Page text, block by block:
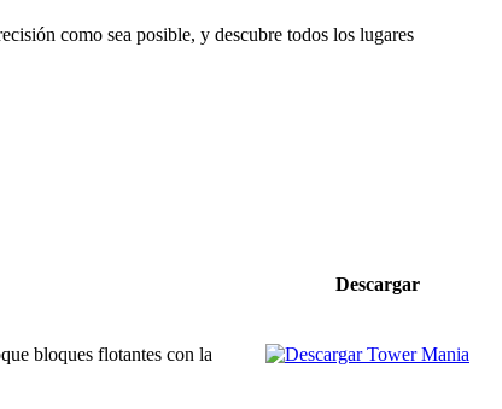
como sea posible, y descubre todos los lugares
Descargar
bloques flotantes con la